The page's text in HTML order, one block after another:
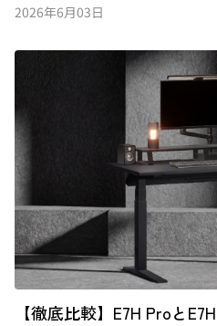
2026年6月03日
【徹底比較】E7H Proと